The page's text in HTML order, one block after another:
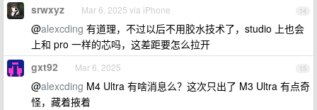
14
srwxyz Mar 6, 2025 via iPhone
@alexcding 有道理，不过以后不用胶水技术了，studio 上也会
上和 pro 一样的芯吗，这差距要怎么拉开
15
gxt92 Mar 6, 2025
@alexcding M4 Ultra 有啥消息么？这次只出了 M3 Ultra 有点奇
怪，藏着掖着